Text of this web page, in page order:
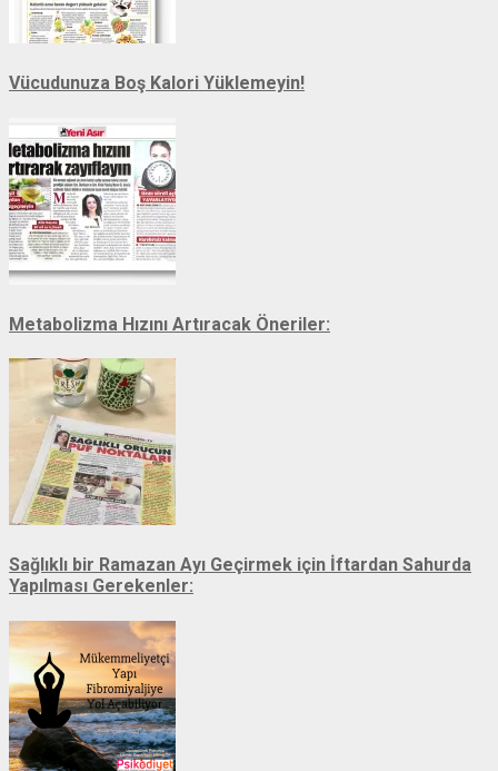
Vücudunuza Boş Kalori Yüklemeyin!
Metabolizma Hızını Artıracak Öneriler:
Sağlıklı bir Ramazan Ayı Geçirmek için İftardan Sahurda
Yapılması Gerekenler: